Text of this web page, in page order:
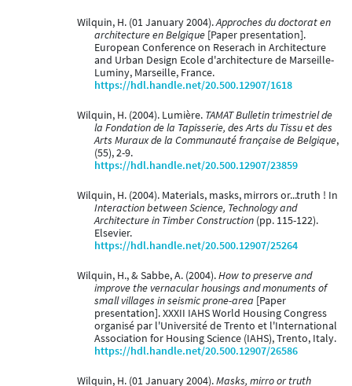
Wilquin, H. (01 January 2004).Approches du doctorat en
architecture en Belgique [Paper presentation].
European Conference on Reserach in Architecture
and Urban Design Ecole d'architecture de Marseille-
Luminy, Marseille, France.
https://hdl.handle.net/20.500.12907/1618
Wilquin, H. (2004). Lumière. TAMAT Bulletin trimestriel de
la Fondation de la Tapisserie, des Arts du Tissu et des
Arts Muraux de la Communauté française de Belgique,
(55), 2-9.
https://hdl.handle.net/20.500.12907/23859
Wilquin, H. (2004). Materials, masks, mirrors or...truth ! In
Interaction between Science, Technology and
Architecture in Timber Construction (pp. 115-122).
Elsevier.
https://hdl.handle.net/20.500.12907/25264
Wilquin, H., & Sabbe, A. (2004).How to preserve and
improve the vernacular housings and monuments of
small villages in seismic prone-area [Paper
presentation]. XXXII IAHS World Housing Congress
organisé par l'Université de Trento et l'International
Association for Housing Science (IAHS), Trento, Italy.
https://hdl.handle.net/20.500.12907/26586
Wilquin, H. (01 January 2004).Masks, mirro or truth